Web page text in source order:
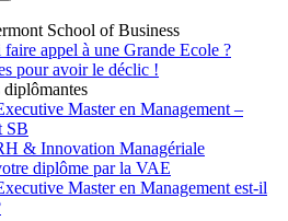
School of Business
appel à une Grande Ecole ?
pour avoir le déclic !
Master en Management –
SB
& Innovation Managériale
diplôme par la VAE
Master en Management est-il